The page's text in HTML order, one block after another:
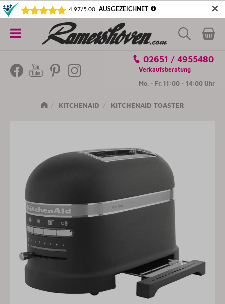
✕
5€ SICHERN! NEWSLETTER ABONNIEREN
Kategorien
02651 / 4955480
Verkaufsberatung
Mo. - Fr. 11:00 - 14:00 Uhr
KITCHENAID KITCHENAID TOASTER